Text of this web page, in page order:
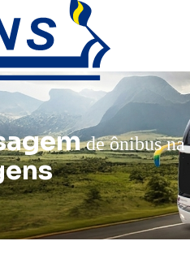
de ônibus na